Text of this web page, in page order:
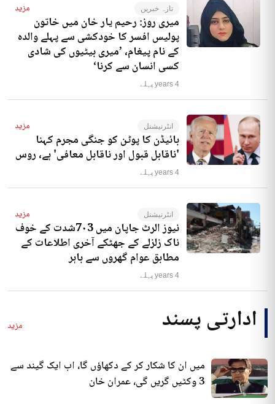
تازہ خبریں مزید
میری روز: رحیم یار خان میں خاتون
پولیس افسر کا خودکشی سے پہلے والدہ
کے نام پیغام، ’میری بیٹیوں کی شادی
کسی انسان سے کرنا‘
4 years پہلے
انٹرنیشنل مزید
بائیڈن کا پوٹن کو جنگی مجرم کہنا
'ناقابل قبول اور ناقابل معافی' ہے، روس
4 years پہلے
انٹرنیشنل مزید
نیوز الرٹ جاپان میں 7۰3شدت کے خوف
ناک زلزلے کے جھٹکے آخری اطلاعات کے
مطابق عوام گھروں سے باہر
4 years پہلے
ادارتی پسند مزید
میں ان کا شکار کر کے دکھاؤں گا، اب ایک گیند سے
3 وکٹیں گریں گی، عمران خان